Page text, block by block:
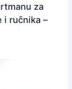
za
i ručnika –